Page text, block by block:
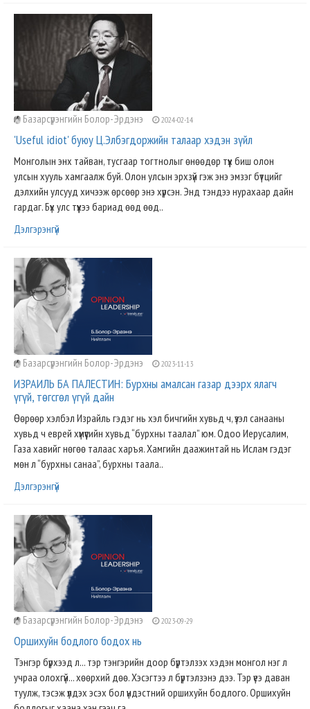
Базарсүрэнгийн Болор-Эрдэнэ 2024-02-14
'Useful idiot' буюу Ц.Элбэгдоржийн талаар хэдэн зүйл
Монголын энх тайван, тусгаар тогтнолыг өнөөдөр түүх биш олон
улсын хууль хамгаалж буй. Олон улсын эрхзүй гэж энэ эмзэг бүтцийг
дэлхийн улсууд хичээж өрсөөр энэ хүрсэн. Энд тэндээ нурахаар дайн
гардаг. Бүх улс түүхээ бариад өөд өөд..
Дэлгэрэнгүй
Базарсүрэнгийн Болор-Эрдэнэ 2023-11-13
ИЗРАИЛЬ БА ПАЛЕСТИН: Бурхны амалсан газар дээрх ялагч
үгүй, төгсгөл үгүй дайн
Өөрөөр хэлбэл Израйль гэдэг нь хэл бичгийн хувьд ч, үзэл санааны
хувьд ч еврей хүмүүсийн хувьд “бурхны таалал” юм. Одоо Иерусалим,
Газа хавийг нөгөө талаас харъя. Хамгийн даажинтай нь Ислам гэдэг
мөн л “бурхны санаа”, бурхны таала..
Дэлгэрэнгүй
Базарсүрэнгийн Болор-Эрдэнэ 2023-09-29
Оршихуйн бодлого бодох нь
Тэнгэр бүрхээд л... тэр тэнгэрийн доор бүртэлзэх хэдэн монгол нэг л
учраа олохгүй... хөөрхий дөө. Хэсэгтээ л бүртэлзэнэ дээ. Тэр үеэ даван
туулж, тэсэж үлдэх эсэх бол үндэстний оршихуйн бодлого. Оршихуйн